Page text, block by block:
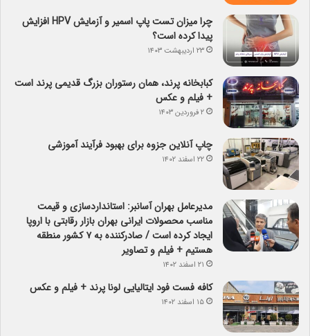
چرا میزان تست پاپ اسمیر و آزمایش HPV افزایش
پیدا کرده است؟
۲۳ اردیبهشت ۱۴۰۳
کبابخانه پرند، همان رستوران بزرگ قدیمی پرند است
+ فیلم و عکس
۲ فروردین ۱۴۰۳
چاپ آنلاین جزوه برای بهبود فرآیند آموزشی
۲۲ اسفند ۱۴۰۲
مدیرعامل بهران آسانبر: استانداردسازی و قیمت
مناسب محصولات ایرانی بهران بازار رقابتی با اروپا
ایجاد کرده است / صادرکننده به ۷ کشور منطقه
هستیم + فیلم و تصاویر
۲۱ اسفند ۱۴۰۲
کافه فست فود ایتالیایی لونا پرند + فیلم و عکس
۱۵ اسفند ۱۴۰۲